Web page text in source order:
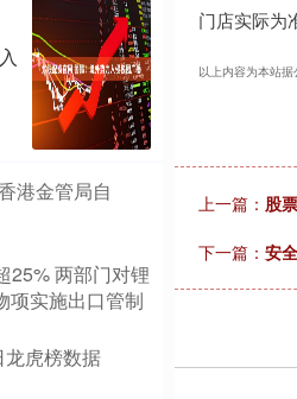
门店实际为
以上内容为本站
上一篇： 股
下一篇： 安
港金管局自
25% 两部门对锂
项实施出口管制
虎榜数据